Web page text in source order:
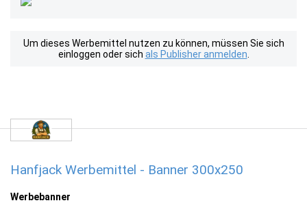
Um dieses Werbemittel nutzen zu können, müssen Sie sich
einloggen oder sich als Publisher anmelden
Hanfjack Werbemittel - Banner 300x250
Werbebanner